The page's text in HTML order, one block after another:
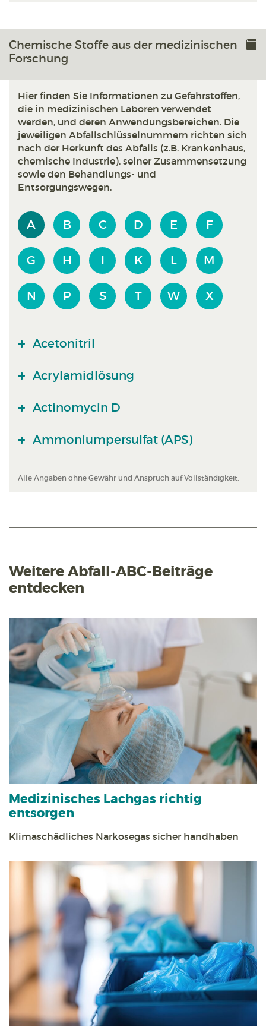
Chemische Stoffe aus der medizinischen
Forschung
Hier finden Sie Informationen zu Gefahrstoffen,
die in medizinischen Laboren verwendet
werden, und deren Anwendungsbereichen. Die
jeweiligen Abfallschlüsselnummern richten sich
nach der Herkunft des Abfalls (z.B. Krankenhaus,
chemische Industrie), seiner Zusammensetzung
sowie den Behandlungs- und
Entsorgungswegen.
A B C D E F
G H I K L M
N P S T W X
Acetonitril
Acrylamidlösung
Actinomycin D
Ammoniumpersulfat (APS)
Alle Angaben ohne Gewähr und Anspruch auf Vollständigkeit.
Weitere Abfall-ABC-Beiträge
entdecken
Medizinisches Lachgas richtig
entsorgen
Klimaschädliches Narkosegas sicher handhaben